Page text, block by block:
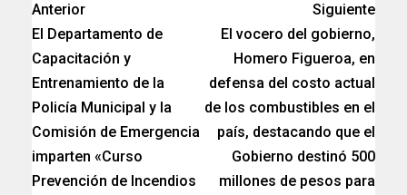
Anterior
El Departamento de
Capacitación y
Entrenamiento de la
Policía Municipal y la
Comisión de Emergencia
imparten «Curso
Prevención de Incendios
Siguiente
El vocero del gobierno,
Homero Figueroa, en
defensa del costo actual
de los combustibles en el
país, destacando que el
Gobierno destinó 500
millones de pesos para